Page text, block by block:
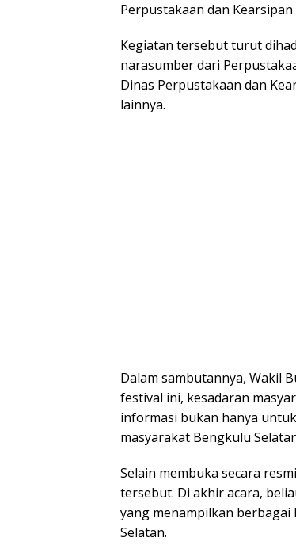
Perpustakaan dan
Kegiatan tersebut turut
narasumber dari
Dinas Perpustakaan dan
lainnya.
Dalam sambutannya, Wakil
festival ini, kesadaran
informasi bukan hanya
masyarakat Bengkulu
Selain membuka secara
tersebut. Di akhir acara,
yang menampilkan
Selatan.